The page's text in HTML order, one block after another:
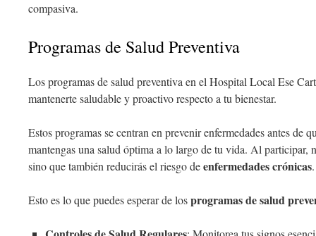
compasiva.
Programas de Salud Preventiva
Los programas de salud preventiva en el Hospital Local Ese
mantenerte saludable y proactivo respecto a tu bienestar.
Estos programas se centran en prevenir enfermedades antes de
mantengas una salud óptima a lo largo de tu vida. Al participar,
sino que también reducirás el riesgo deenfermedades crónicas.
Esto es lo que puedes esperar de losprogramas de salud